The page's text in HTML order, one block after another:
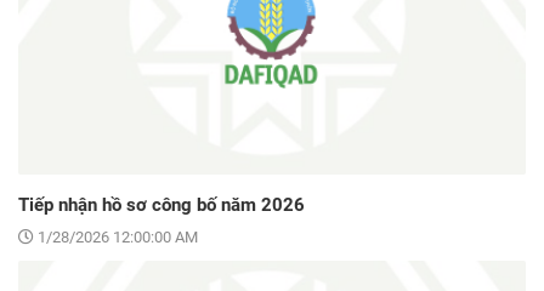
Tiếp nhận hồ sơ công bố năm 2026
1/28/2026 12:00:00 AM